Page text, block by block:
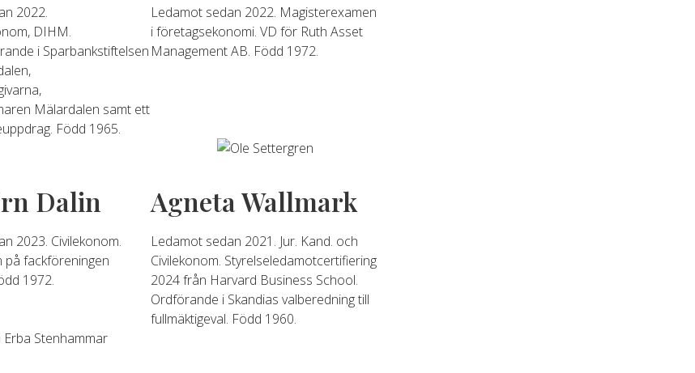
2022.
DIHM.
i Sparbankstiftelsen
Mälardalen samt ett
Född 1965.
Ledamot sedan 2022. Magisterexamen
i företagsekonomi. VD för Ruth Asset
Management AB. Född 1972.
Dalin
2023. Civilekonom.
på fackföreningen
1972.
Agneta Wallmark
Ledamot sedan 2021. Jur. Kand. och
Civilekonom. Styrelseledamotcertifiering
2024 från Harvard Business School.
Ordförande i Skandias valberedning till
fullmäktigeval. Född 1960.